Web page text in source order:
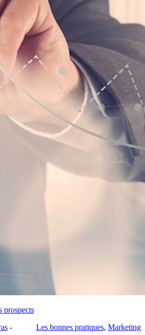
prospects
Les bonnes pratiques, Marketing
-